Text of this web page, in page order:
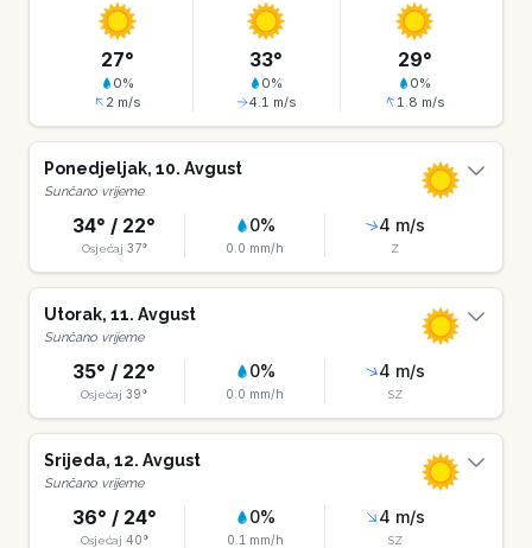
27°
0%
2 m/s
33°
0%
4.1 m/s
29°
0%
1.8 m/s
Ponedjeljak, 10. Avgust
Sunčano vrijeme
34° / 22°
Osjećaj 37°
0%
0.0 mm/h
4 m/s
Z
Utorak, 11. Avgust
Sunčano vrijeme
35° / 22°
Osjećaj 39°
0%
0.0 mm/h
4 m/s
SZ
Srijeda, 12. Avgust
Sunčano vrijeme
36° / 24°
Osjećaj 40°
0%
0.1 mm/h
4 m/s
SZ